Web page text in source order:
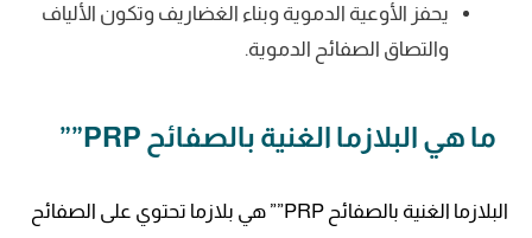
يحفز الأوعية الدموية وبناء الغضاريف وتكون الألياف
والتصاق الصفائح الدموية.
ما هي البلازما الغنية بالصفائح PRP””
البلازما الغنية بالصفائح PRP”” هي بلازما تحتوي على الصفائح